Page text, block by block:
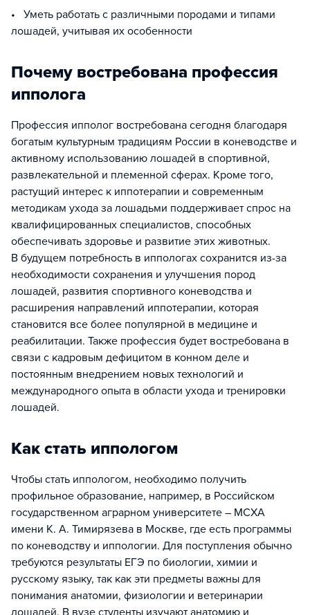
• Уметь работать с различными породами и типами
лошадей, учитывая их особенности
Почему востребована профессия
ипполога
Профессия ипполог востребована сегодня благодаря
богатым культурным традициям России в коневодстве и
активному использованию лошадей в спортивной,
развлекательной и племенной сферах. Кроме того,
растущий интерес к иппотерапии и современным
методикам ухода за лошадьми поддерживает спрос на
квалифицированных специалистов, способных
обеспечивать здоровье и развитие этих животных.
В будущем потребность в иппологах сохранится из-за
необходимости сохранения и улучшения пород
лошадей, развития спортивного коневодства и
расширения направлений иппотерапии, которая
становится все более популярной в медицине и
реабилитации. Также профессия будет востребована в
связи с кадровым дефицитом в конном деле и
постоянным внедрением новых технологий и
международного опыта в области ухода и тренировки
лошадей.
Как стать иппологом
Чтобы стать иппологом, необходимо получить
профильное образование, например, в Российском
государственном аграрном университете – МСХА
имени К. А. Тимирязева в Москве, где есть программы
по коневодству и иппологии. Для поступления обычно
требуются результаты ЕГЭ по биологии, химии и
русскому языку, так как эти предметы важны для
понимания анатомии, физиологии и ветеринарии
лошадей. В вузе студенты изучают анатомию и